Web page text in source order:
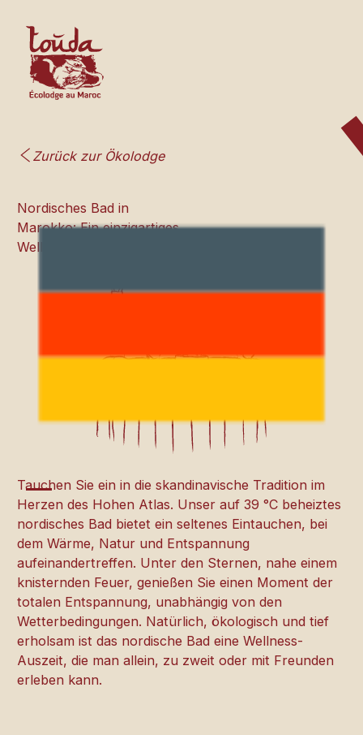
Zurück zur Ökolodge
Nordisches Bad in
Marokko: Ein einzigartiges
Wellness-Erlebnis
Tauchen Sie ein in die skandinavische Tradition im
Herzen des Hohen Atlas. Unser auf 39 °C beheiztes
nordisches Bad bietet ein seltenes Eintauchen, bei
dem Wärme, Natur und Entspannung
aufeinandertreffen. Unter den Sternen, nahe einem
knisternden Feuer, genießen Sie einen Moment der
totalen Entspannung, unabhängig von den
Wetterbedingungen. Natürlich, ökologisch und tief
erholsam ist das nordische Bad eine Wellness-
Auszeit, die man allein, zu zweit oder mit Freunden
erleben kann.